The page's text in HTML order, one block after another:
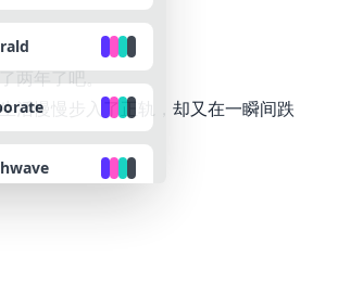
两年了吧。
活慢慢步入了正轨，却又在一瞬间跌